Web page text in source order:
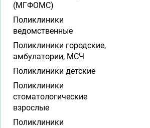
(МГФОМС)
Поликлиники
ведомственные
Поликлиники городские,
амбулатории, МСЧ
Поликлиники детские
Поликлиники
стоматологические
взрослые
Поликлиники